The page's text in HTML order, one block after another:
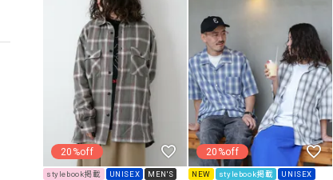
20%off
stylebook掲載 UNISEX
MEN'S
20%off
NEW stylebook掲載
UNISEX